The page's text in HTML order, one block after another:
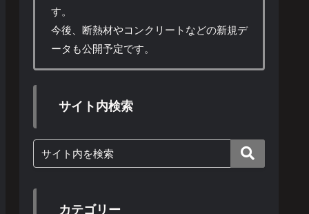
す。
今後、断熱材やコンクリートなどの新規デ
ータも公開予定です。
サイト内検索
カテゴリー